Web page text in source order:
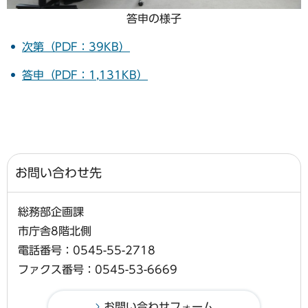
答申の様子
次第（PDF：39KB）
答申（PDF：1,131KB）
お問い合わせ先
総務部企画課
市庁舎8階北側
電話番号：0545-55-2718
ファクス番号：0545-53-6669